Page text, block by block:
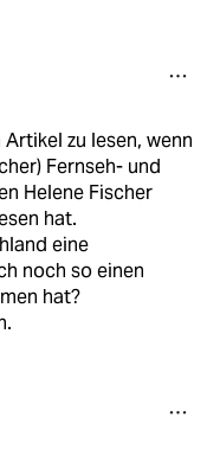
zu lesen, wenn
Fernseh- und
Helene Fischer
hat.
eine
noch so einen
hat?